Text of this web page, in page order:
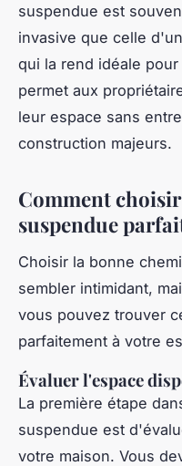
suspendue est
invasive que celle
qui la rend idéale
permet aux
leur espace sans
construction majeurs.
Comment
suspendue
Choisir la bonne
sembler intimidant,
vous pouvez trouver
parfaitement à votre
Évaluer l'espace
La première étape
suspendue est
votre maison. Vous